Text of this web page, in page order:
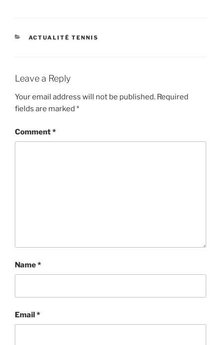
CATEGORIES
ACTUALITÉ TENNIS
Leave a Reply
Your email address will not be published. Required
fields are marked *
Comment*
Name*
Email*